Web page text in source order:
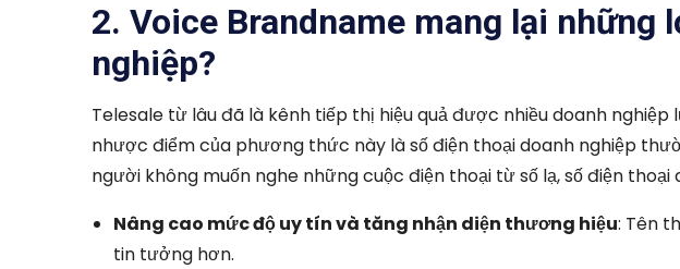
2. Voice Brandname mang lại những
nghiệp?
Telesale từ lâu đã là kênh tiếp thị hiệu quả được nhiều doanh
nhược điểm của phương thức này là số điện thoại doanh nghiệp
người không muốn nghe những cuộc điện thoại từ số lạ, số điện thoại
Nâng cao mức độ uy tín và tăng nhận diện thương hiệu: Tên
tin tưởng hơn.